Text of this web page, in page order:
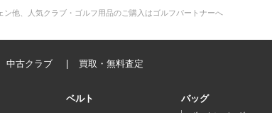
他、人気クラブ・ゴルフ用品のご購入はゴルフパートナーへ
中古クラブ 買取・無料査定
ベルト バッグ